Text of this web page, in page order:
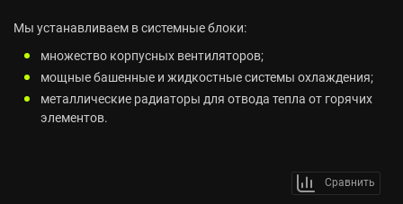
Мы устанавливаем в системные блоки:
множество корпусных вентиляторов;
мощные башенные и жидкостные системы охлаждения;
металлические радиаторы для отвода тепла от горячих
элементов.
Сравнить